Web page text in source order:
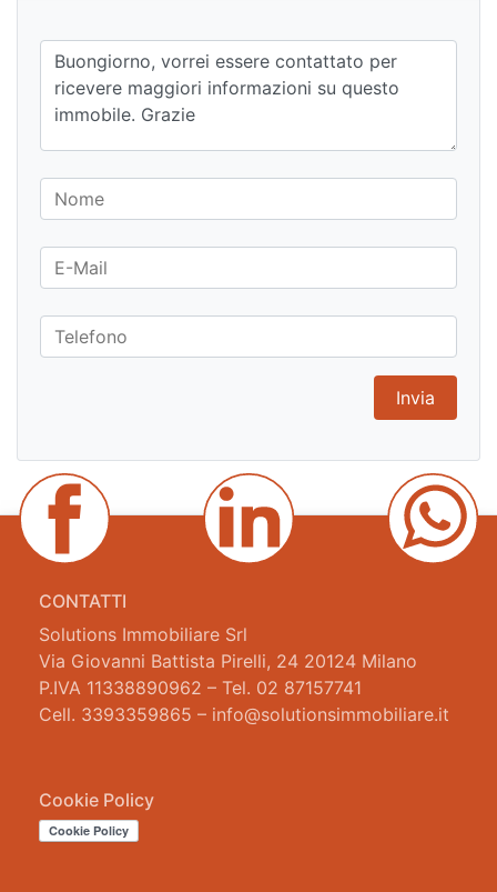
CONTATTI
Solutions Immobiliare Srl
Via Giovanni Battista Pirelli, 24 20124 Milano
P.IVA 11338890962 – Tel. 02 87157741
Cell. 3393359865 – info@solutionsimmobiliare.it
Cookie Policy